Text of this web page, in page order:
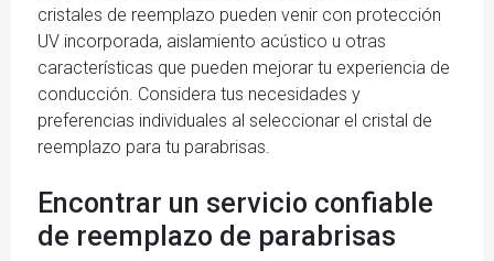
cristales de reemplazo pueden venir con protección
UV incorporada, aislamiento acústico u otras
características que pueden mejorar tu experiencia de
conducción. Considera tus necesidades y
preferencias individuales al seleccionar el cristal de
reemplazo para tu parabrisas.
Encontrar un servicio confiable
de reemplazo de parabrisas